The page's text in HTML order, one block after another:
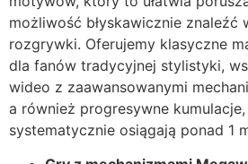
panel
panel
możliwość błyskawicznie znaleźć
rozgrywki. Oferujemy klasyczne
dla fanów tradycyjnej stylistyki,
wideo z zaawansowanymi
a również progresywne
systematycznie osiągają ponad 1